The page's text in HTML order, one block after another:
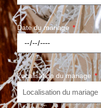
Date du mariage
Localisation du mariage